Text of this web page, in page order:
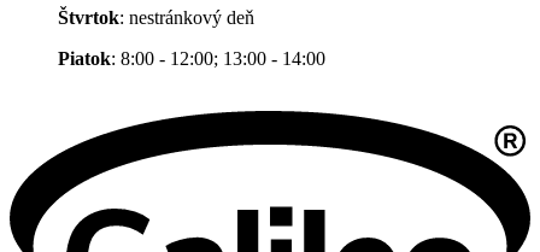
Štvrtok: nestránkový deň
Piatok: 8:00 - 12:00; 13:00 - 14:00